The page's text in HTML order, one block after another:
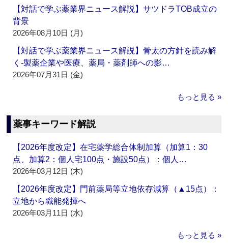
【対話で学ぶ薬業界ニュース解説】サツドラTOB成立の
背景
2026年08月10日 (月)
【対話で学ぶ薬業界ニュース解説】骨太の方針を読み解
く‐製薬企業や医療、薬局・薬剤師への影…
2026年07月31日 (金)
もっと見る »
薬事キーワード解説
【2026年度改定】在宅薬学総合体制加算（加算1：30
点、加算2：個人宅100点・施設50点）：個人…
2026年03月12日 (木)
【2026年度改定】門前薬局等立地依存減算（▲15点）：
立地から職能発揮へ
2026年03月11日 (水)
もっと見る »